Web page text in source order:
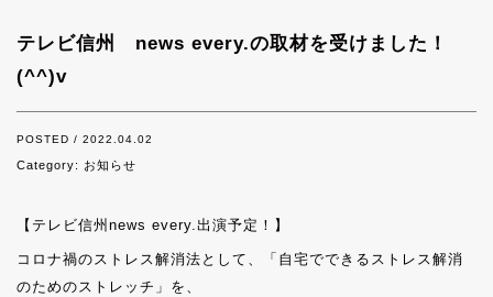
テレビ信州 news every.の取材を受けました！
(^^)v
POSTED / 2022.04.02
Category: お知らせ
【テレビ信州news every.出演予定！】
コロナ禍のストレス解消法として、「自宅でできるストレス解消
のためのストレッチ」を、